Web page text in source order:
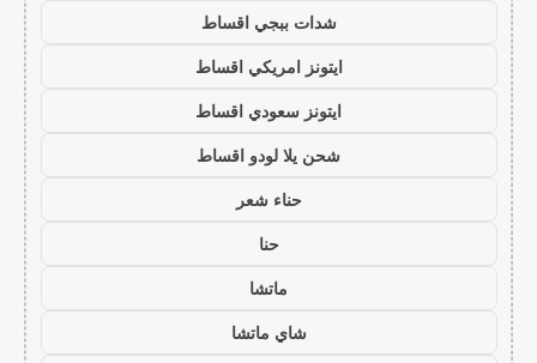
شدات ببجي اقساط
ايتونز امريكي اقساط
ايتونز سعودي اقساط
شحن يلا لودو اقساط
حناء شعر
حنا
ماتشا
شاي ماتشا